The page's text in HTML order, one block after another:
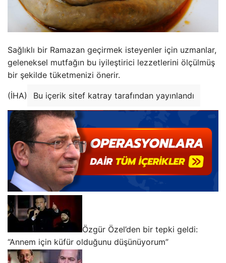
Sağlıklı bir Ramazan geçirmek isteyenler için uzmanlar,
geleneksel mutfağın bu iyileştirici lezzetlerini ölçülmüş
bir şekilde tüketmenizi önerir.
(İHA) Bu içerik sitef katray tarafından yayınlandı
Özgür Özel’den bir tepki geldi:
“Annem için küfür olduğunu düşünüyorum”